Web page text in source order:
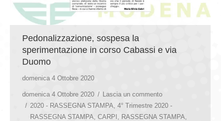
Pedonalizzazione, sospesa la
sperimentazione in corso Cabassi e via
Duomo
domenica 4 Ottobre 2020
domenica 4 Ottobre 2020
Lascia un commento
2020 - RASSEGNA STAMPA 4° Trimestre 2020 -
RASSEGNA STAMPA CARPI RASSEGNA STAMPA